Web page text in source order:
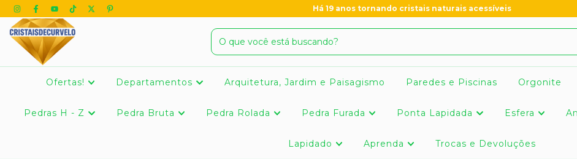
Há 19 anos tornando cristais naturais acessíveis
Ofertas! Departamentos Arquitetura, Jardim e Paisagismo Paredes e Piscinas Orgonite
Pedras H - Z Pedra Bruta Pedra Rolada Pedra Furada Ponta Lapidada Esfera
Lapidado Aprenda Trocas e Devoluções